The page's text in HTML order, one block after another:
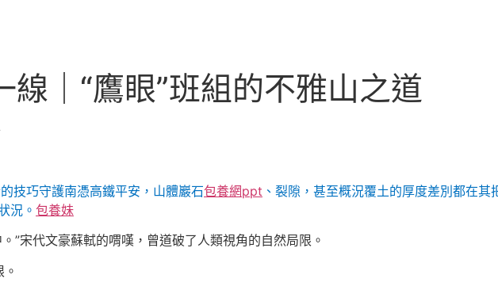
｜“鷹眼”班組的不雅山之道
技巧守護南憑高鐵平安，山體巖石包養網ppt 、裂隙，甚至概況覆土的厚度差別都在
況。 包養妹
。”宋代文豪蘇軾的喟嘆，曾道破了人類視角的自然局限。